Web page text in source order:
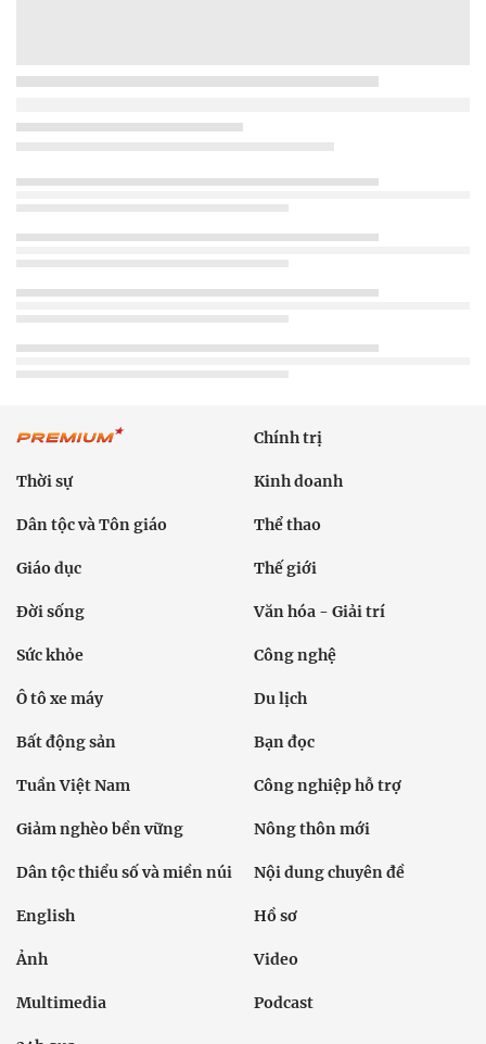
Chính trị
Thời sự Kinh doanh
Dân tộc và Tôn giáo Thể thao
Giáo dục Thế giới
Đời sống Văn hóa - Giải trí
Sức khỏe Công nghệ
Ô tô xe máy Du lịch
Bất động sản Bạn đọc
Tuần Việt Nam Công nghiệp hỗ trợ
Giảm nghèo bền vững Nông thôn mới
Dân tộc thiểu số và miền núi Nội dung chuyên đề
English Hồ sơ
Ảnh Video
Multimedia Podcast